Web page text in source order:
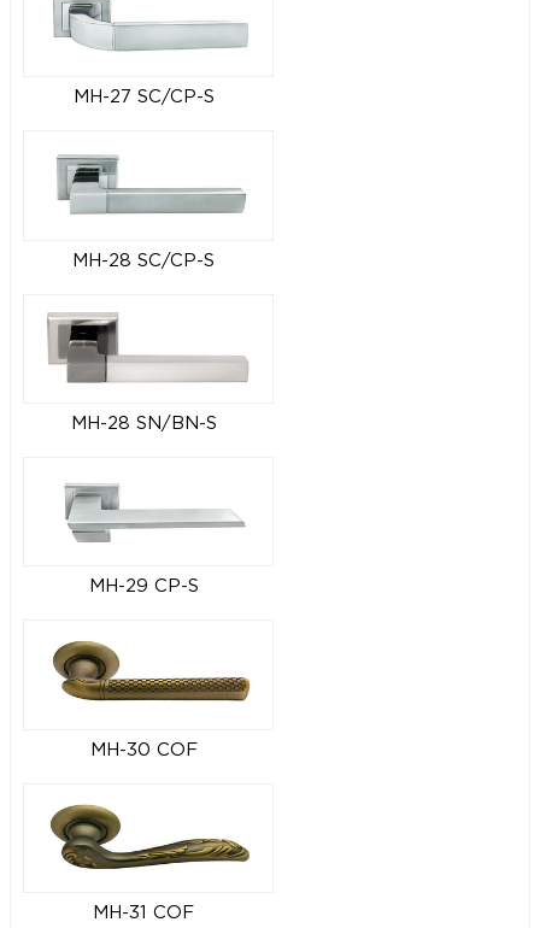
MH-27 SC/CP-S
MH-28 SC/CP-S
MH-28 SN/BN-S
MH-29 CP-S
MH-30 COF
MH-31 COF